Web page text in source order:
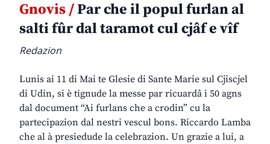
Gnovis /Par che il popul furlan al
salti fûr dal taramot cul cjâf e vîf
Redazion
Lunis ai 11 di Mai te Glesie di Sante Marie sul Cjiscjel
di Udin, si è tignude la messe par ricuardâ i 50 agns
dal document “Ai furlans che a crodin” cu la
partecipazion dal nestri vescul bons. Riccardo Lamba
che al à presiedude la celebrazion. Un grazie a lui, a